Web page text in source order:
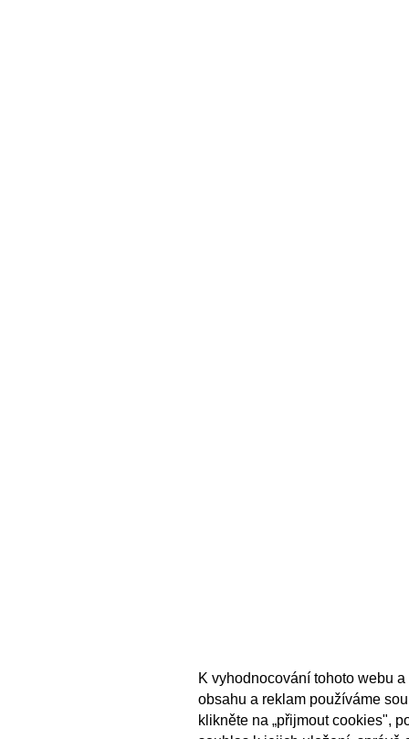
K vyhodnocování tohoto webu
obsahu a reklam používáme
klikněte na „přijmout cookies",